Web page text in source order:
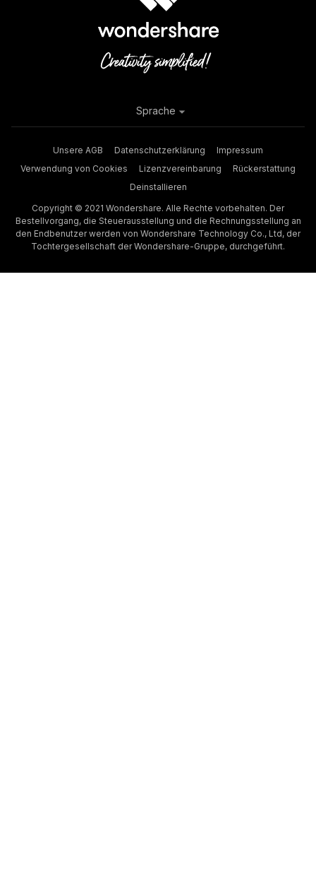
Unsere AGB Datenschutzerklärung
Impressum
Verwendung von Cookies
Lizenzvereinbarung
Rückerstattung
Deinstallieren
Copyright © 2021 Wondershare. Alle Rechte vorbehalten. Der
Bestellvorgang, die Steuerausstellung und die Rechnungsstellung an
den Endbenutzer werden von Wondershare Technology Co., Ltd, der
Tochtergesellschaft der Wondershare-Gruppe, durchgeführt.
Sprache